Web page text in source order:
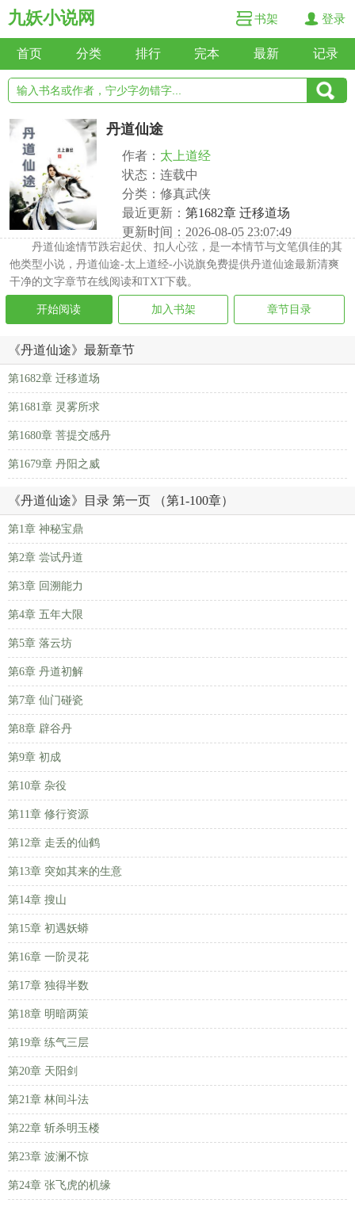
九妖小说网 书架 登录
首页 分类 排行 完本 最新 记录
丹道仙途
作者： 太上道经
状态：连载中
分类：修真武侠
最近更新： 第1682章 迁移道场
更新时间：2026-08-05 23:07:49
丹道仙途情节跌宕起伏、扣人心弦，是一本情节与文笔俱佳的其
他类型小说，丹道仙途-太上道经-小说旗免费提供丹道仙途最新清爽
干净的文字章节在线阅读和TXT下载。
开始阅读 加入书架 章节目录
《丹道仙途》最新章节
第1682章 迁移道场
第1681章 灵雾所求
第1680章 菩提交感丹
第1679章 丹阳之威
《丹道仙途》目录 第一页 （第1-100章）
第1章 神秘宝鼎
第2章 尝试丹道
第3章 回溯能力
第4章 五年大限
第5章 落云坊
第6章 丹道初解
第7章 仙门碰瓷
第8章 辟谷丹
第9章 初成
第10章 杂役
第11章 修行资源
第12章 走丢的仙鹤
第13章 突如其来的生意
第14章 搜山
第15章 初遇妖蟒
第16章 一阶灵花
第17章 独得半数
第18章 明暗两策
第19章 练气三层
第20章 天阳剑
第21章 林间斗法
第22章 斩杀明玉楼
第23章 波澜不惊
第24章 张飞虎的机缘